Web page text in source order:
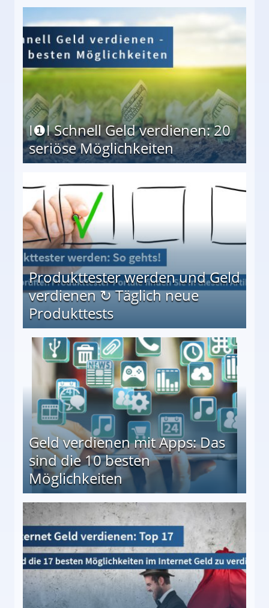
I❶I Schnell Geld verdienen: 20
seriöse Möglichkeiten
Produkttester werden und Geld
verdienen ↻ Täglich neue
Produkttests
↻ Täglich neue Produkttests
Geld verdienen mit Apps: Das
sind die 10 besten
Möglichkeiten
besten Möglichkeiten